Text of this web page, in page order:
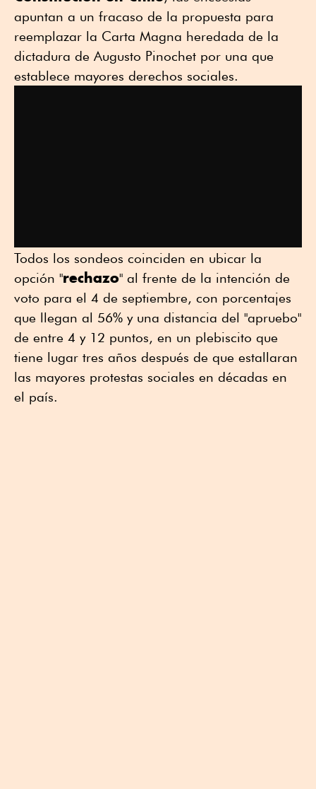
apuntan a un fracaso de la propuesta para
reemplazar la Carta Magna heredada de la
dictadura de Augusto Pinochet por una que
establece mayores derechos sociales.
Todos los sondeos coinciden en ubicar la
opción "rechazo" al frente de la intención de
voto para el 4 de septiembre, con porcentajes
que llegan al 56% y una distancia del "apruebo"
de entre 4 y 12 puntos, en un plebiscito que
tiene lugar tres años después de que estallaran
las mayores protestas sociales en décadas en
el país.